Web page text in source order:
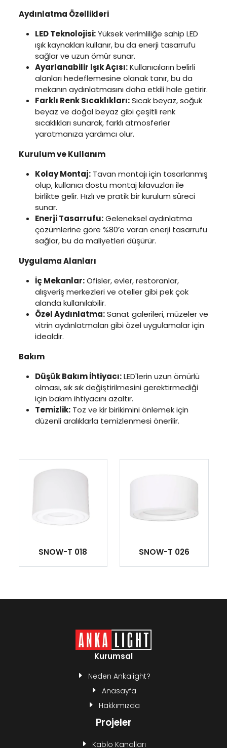
Aydınlatma Özellikleri
LED Teknolojisi:Yüksek verimliliğe sahip LED
ışık kaynakları kullanır, bu da enerji tasarrufu
sağlar ve uzun ömür sunar.
Ayarlanabilir Işık Açısı:Kullanıcıların belirli
alanları hedeflemesine olanak tanır, bu da
mekanın aydınlatmasını daha etkili hale getirir.
Farklı Renk Sıcaklıkları:Sıcak beyaz, soğuk
beyaz ve doğal beyaz gibi çeşitli renk
sıcaklıkları sunarak, farklı atmosferler
yaratmanıza yardımcı olur.
Kurulum ve Kullanım
Kolay Montaj:Tavan montajı için tasarlanmış
olup, kullanıcı dostu montaj kılavuzları ile
birlikte gelir. Hızlı ve pratik bir kurulum süreci
sunar.
Enerji Tasarrufu:Geleneksel aydınlatma
çözümlerine göre %80’e varan enerji tasarrufu
sağlar, bu da maliyetleri düşürür.
Uygulama Alanları
İç Mekanlar:Ofisler, evler, restoranlar,
alışveriş merkezleri ve oteller gibi pek çok
alanda kullanılabilir.
Özel Aydınlatma:Sanat galerileri, müzeler ve
vitrin aydınlatmaları gibi özel uygulamalar için
idealdir.
Bakım
Düşük Bakım İhtiyacı:LED'lerin uzun ömürlü
olması, sık sık değiştirilmesini gerektirmediği
için bakım ihtiyacını azaltır.
Temizlik:Toz ve kir birikimini önlemek için
düzenli aralıklarla temizlenmesi önerilir.
SNOW-T 018 SNOW-T 026
Kurumsal
Neden Ankalight?
Anasayfa
Hakkımızda
Projeler
Kablo Kanalları